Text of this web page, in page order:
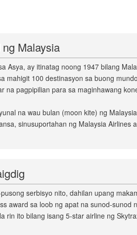
Malaysia
Asya, ay itinatag noong 1947 bilang
mahigit 100 destinasyon sa buong
na pagpipilian para sa maginhawang
na wau bulan (moon kite) ng
sinusuportahan ng Malaysia
serbisyo nito, dahilan upang
award sa loob ng apat na sunod-sunod
rin ito bilang isang 5-star airline ng